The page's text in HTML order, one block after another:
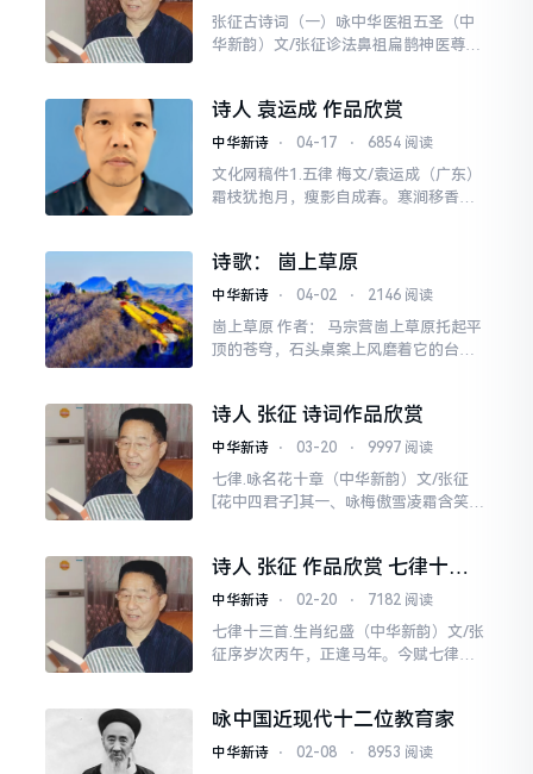
张征古诗词（一）咏中华医祖五圣（中
华新韵）文/张征诊法鼻祖扁鹊神医尊号
救，齐地桓公骨髓惊诗人 袁运成 作品欣赏
中华新诗 ⋅ 04-17 ⋅ 6854 阅读
文化网稿件1.五律 梅文/袁运成（广东）
霜枝犹抱月，瘦影自成春。寒涧移香
律 青草（新韵诗歌： 崮上草原
中华新诗 ⋅ 04-02 ⋅ 2146 阅读
崮上草原 作者： 马宗营崮上草原托起平
顶的苍穹，石头桌案上风磨着它的台
诗人 张征 诗词作品欣赏
中华新诗 ⋅ 03-20 ⋅ 9997 阅读
七律.咏名花十章（中华新韵）文/张征
[花中四君子]其一、咏梅傲雪凌霜含笑
意，红英点点笑俗胎。不随
诗人 张征 作品欣赏 七律十三
首.生肖纪盛
中华新诗 ⋅ 02-20 ⋅ 7182 阅读
七律十三首.生肖纪盛（中华新韵）文/张
征序岁次丙午，正逢马年。今赋七律十
回，上回甲午马年（
咏中国近现代十二位教育家
中华新诗 ⋅ 02-08 ⋅ 8953 阅读